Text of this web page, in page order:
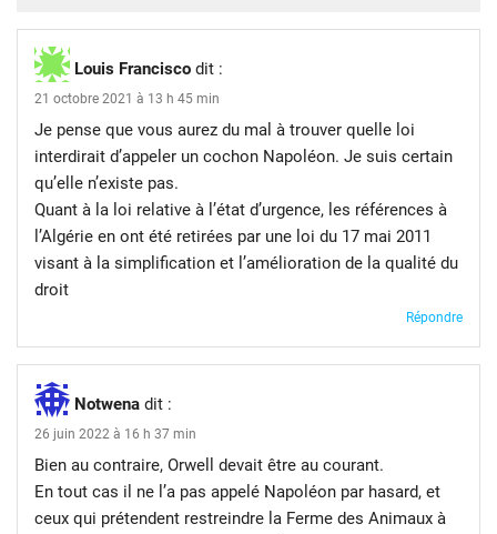
Louis Francisco dit :
21 octobre 2021 à 13 h 45 min
Je pense que vous aurez du mal à trouver quelle loi
interdirait d’appeler un cochon Napoléon. Je suis certain
qu’elle n’existe pas.
Quant à la loi relative à l’état d’urgence, les références à
l’Algérie en ont été retirées par une loi du 17 mai 2011
visant à la simplification et l’amélioration de la qualité du
droit
Répondre
Notwena dit :
26 juin 2022 à 16 h 37 min
Bien au contraire, Orwell devait être au courant.
En tout cas il ne l’a pas appelé Napoléon par hasard, et
ceux qui prétendent restreindre la Ferme des Animaux à